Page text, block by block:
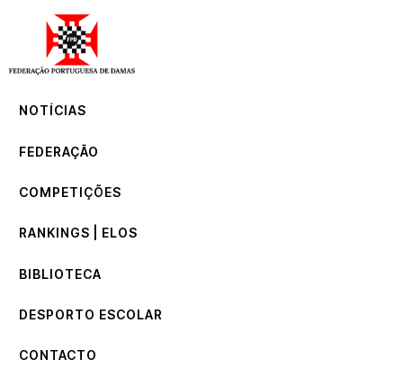
NOTÍCIAS
FEDERAÇÃO
COMPETIÇÕES
RANKINGS | ELOS
BIBLIOTECA
DESPORTO ESCOLAR
CONTACTO